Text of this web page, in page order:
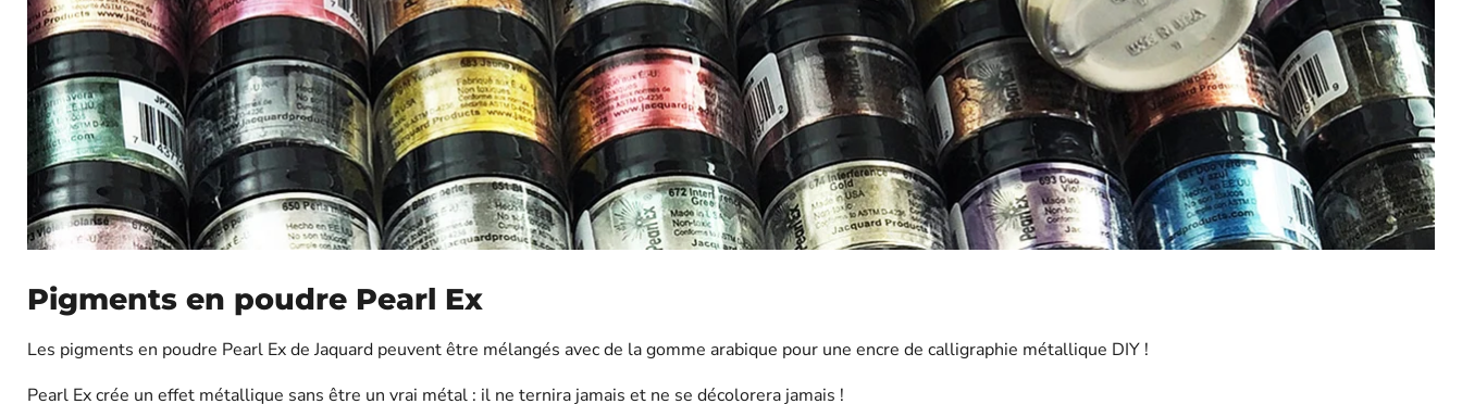
Pigments en poudre Pearl Ex
Les pigments en poudre Pearl Ex de Jaquard peuvent être mélangés avec de la gomme arabique pour une encre de calligraphie métallique DIY !
Pearl Ex crée un effet métallique sans être un vrai métal : il ne ternira jamais et ne se décolorera jamais !